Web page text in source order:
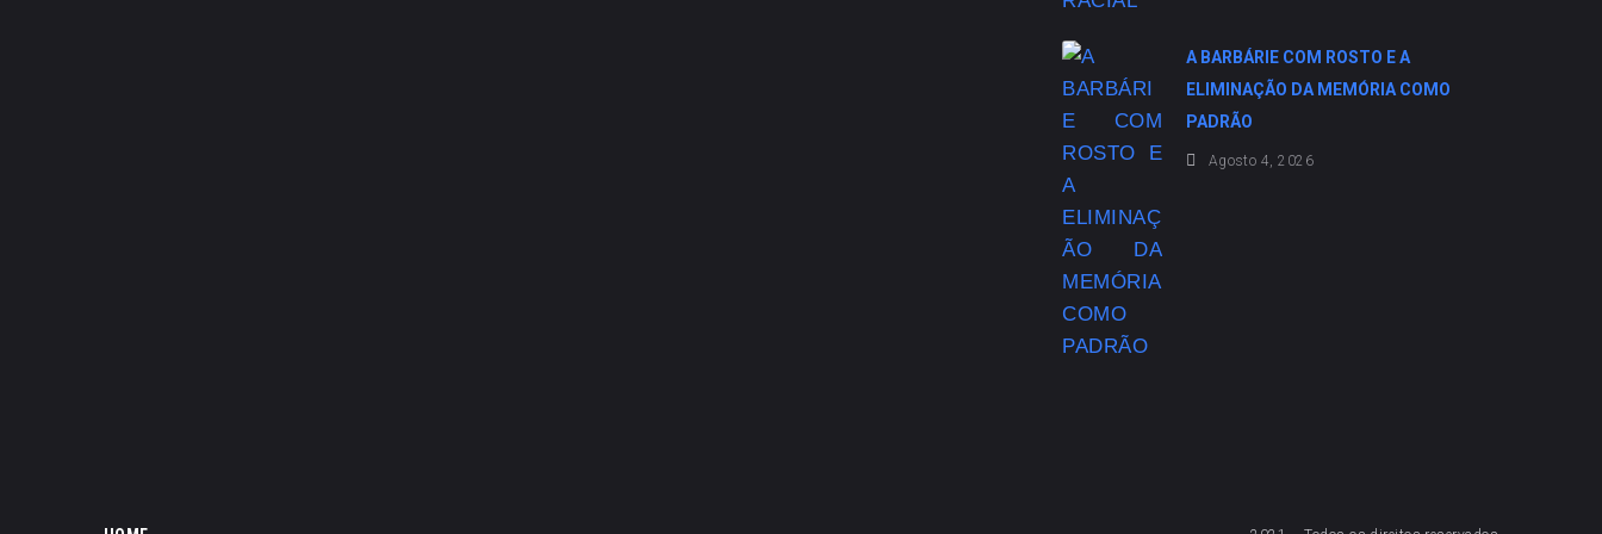
A BARBÁRIE COM ROSTO E A
ELIMINAÇÃO DA MEMÓRIA COMO
PADRÃO
Agosto 4, 2026